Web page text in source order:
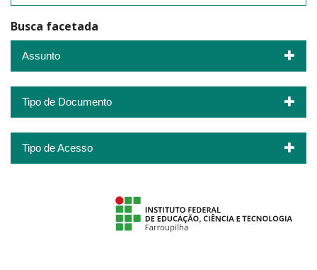
Busca facetada
Assunto
Tipo de Documento
Tipo de Acesso